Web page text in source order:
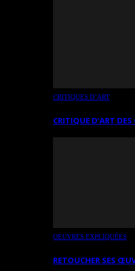
CRITIQUES D’ART
CRITIQUE D’ART
OEUVRES EXPLIQUÉES
RETOUCHER SES